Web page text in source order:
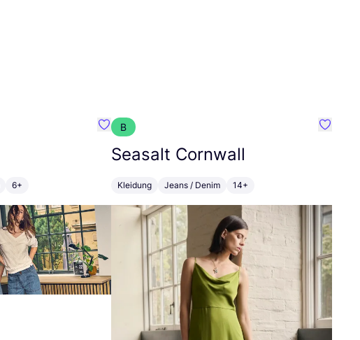
6+
Favorit HempAge
B
Seasalt Cornwall
Kleidung Jeans / Denim 14+
Favorit